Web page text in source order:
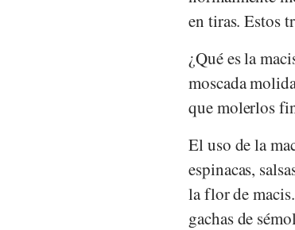
en tiras. Estos
¿Qué es la
moscada
que molerlos
El uso de la
espinacas,
la flor de
gachas de